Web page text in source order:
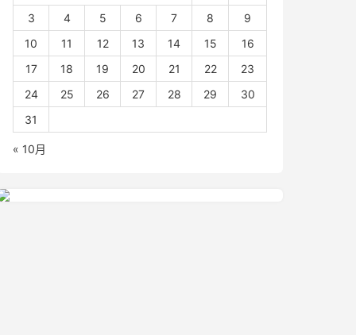
3
4 5 6 7 8
9
10
11 12 13 14 15
16
17
18 19 20 21 22
23
24
25 26 27 28 29
30
31
« 10月